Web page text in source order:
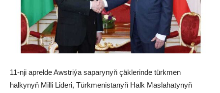
11-nji aprelde Awstriýa saparynyň çäklerinde türkmen
halkynyň Milli Lideri, Türkmenistanyň Halk Maslahatynyň